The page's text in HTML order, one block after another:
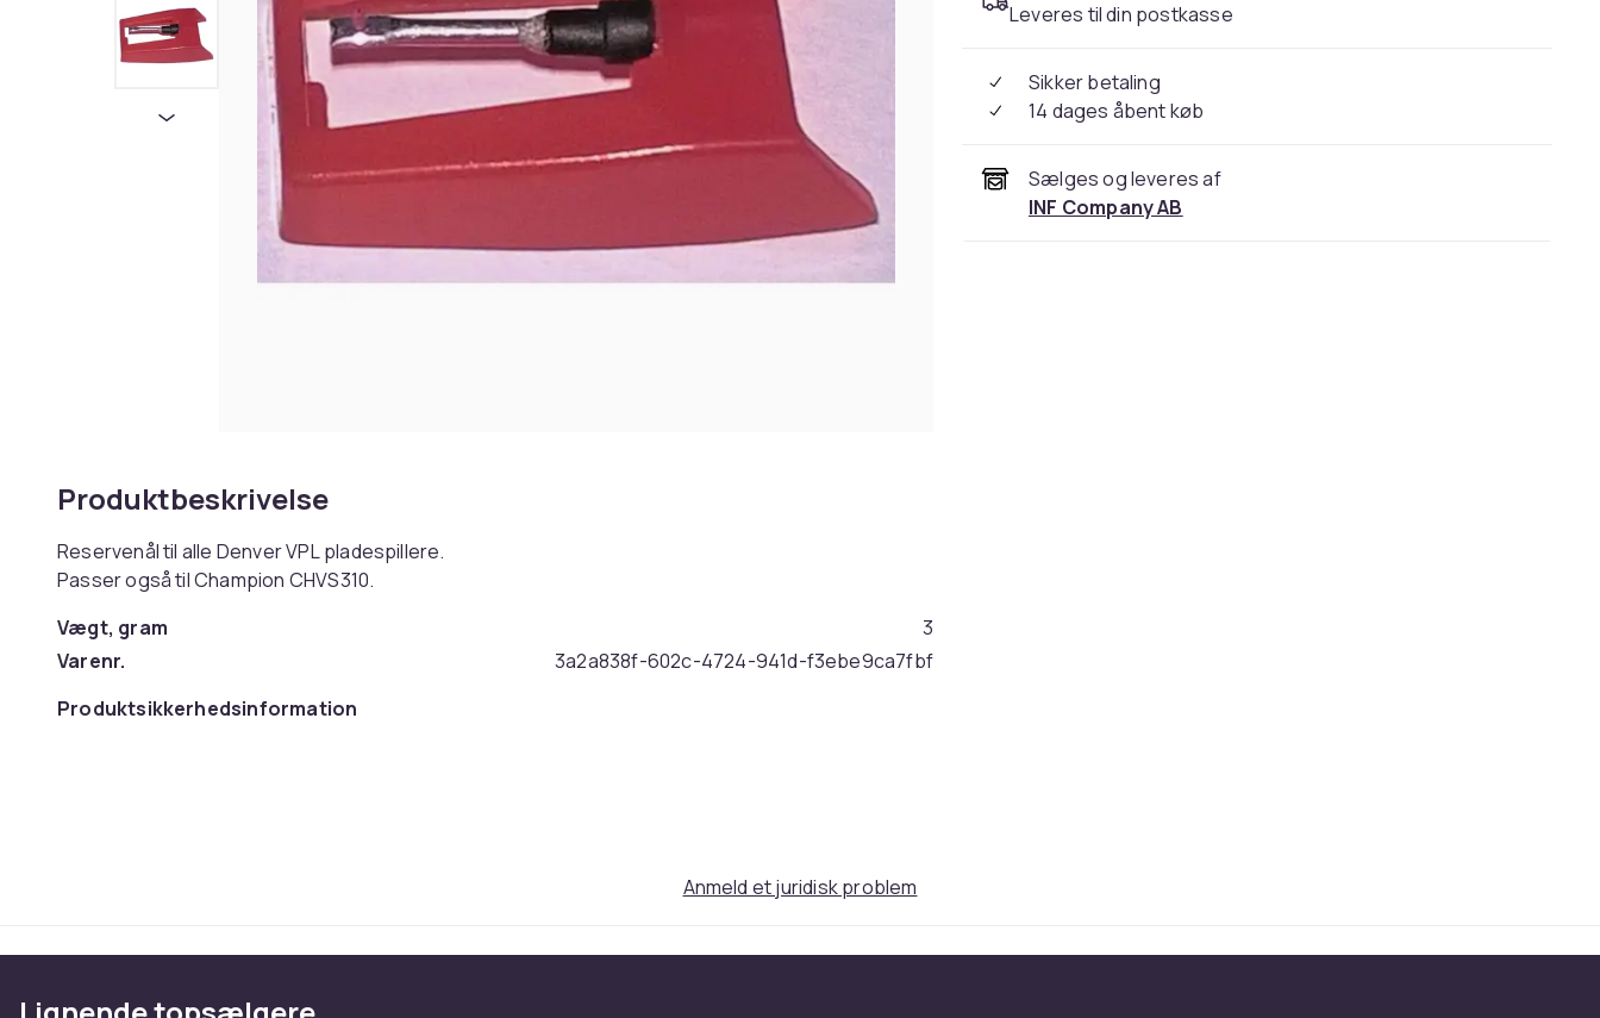
Produktbeskrivelse
Reservenål til alle Denver VPL pladespillere.
Passer også til Champion CHVS310.
Vægt, gram
3
Varenr.
3a2a838f-602c-4724-941d-f3ebe9ca7fbf
Produktsikkerhedsinformation
Leveres til din postkasse
Sikker betaling
14 dages åbent køb
Sælges og leveres af
INF Company AB
Anmeld et juridisk problem